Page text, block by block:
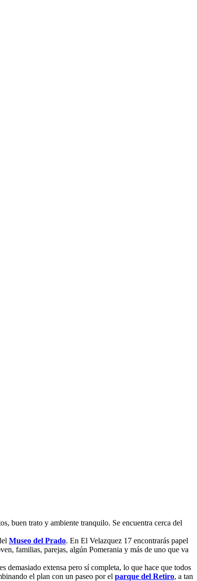
buen trato y ambiente tranquilo. Se encuentra cerca del
Museo del Prado. En El Velazquez 17 encontrarás papel
familias, parejas, algún Pomerania y más de uno que va
demasiado extensa pero sí completa, lo que hace que todos
el plan con un paseo por el parque del Retiro, a tan